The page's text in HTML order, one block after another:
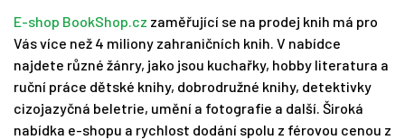
E-shop BookShop.cz zaměřující se na prodej knih má pro
Vás více než 4 miliony zahraničních knih. V nabídce
najdete různé žánry, jako jsou kuchařky, hobby literatura a
ruční práce dětské knihy, dobrodružné knihy, detektivky
cizojazyčná beletrie, umění a fotografie a další. Široká
nabídka e-shopu a rychlost dodání spolu z férovou cenou z